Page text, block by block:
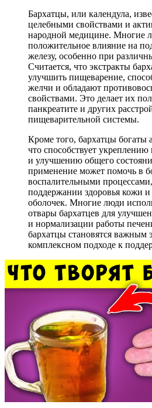
Бархатцы, или календула,
целебными свойствами и
народной медицине. Многие
положительное влияние на
железу, особенно при
Считается, что экстракты
улучшить пищеварение,
желчи и обладают
свойствами. Это делает их
панкреатите и других
пищеварительной системы.
Кроме того, бархатцы богаты
что способствует
и улучшению общего
применение может помочь в
воспалительными
поддержании здоровья кожи и
оболочек. Многие люди
отвары бархатцев для
и нормализации работы
бархатцы становятся важным
комплексном подходе к